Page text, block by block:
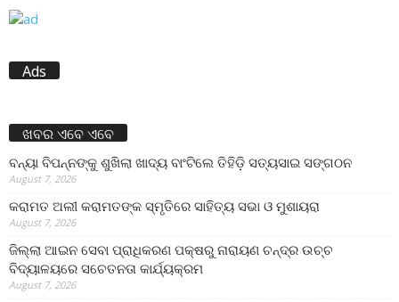
Ads
ଖବର ଏବେ ଏବେ
ବନ୍ୟା ବିପନ୍ନଙ୍କୁ ଶୁଖିଲା ଖାଦ୍ୟ ବାଂଟିଲେ ତିହିଡି଼ ସତ୍ୟସାଇ ସଙ୍ଗଠନ
August 7, 2026
କରାମତ ଅଲୀ କରାମତଙ୍କ ସ୍ମୃତିରେ ସାହିତ୍ୟ ସଭା ଓ ମୁଶାୟରା
August 7, 2026
ଜିଲ୍ଲା ଆଇନ ସେବା ପ୍ରାଧିକରଣ ପକ୍ଷରୁ ନାରାୟଣ ଚନ୍ଦ୍ର ଉଚ୍ଚ
ବିଦ୍ୟାଳୟରେ ସଚେତନତା କାର୍ଯ୍ୟକ୍ରମ
August 7, 2026